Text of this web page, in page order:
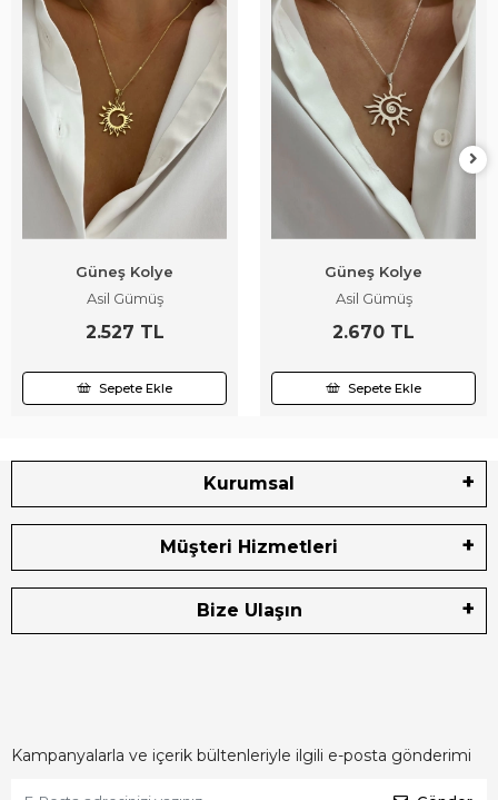
Güneş Kolye
Asil Gümüş
2.527 TL
Sepete Ekle
Güneş Kolye
Asil Gümüş
2.670 TL
Sepete Ekle
Kurumsal
Müşteri Hizmetleri
Bize Ulaşın
Kampanyalarla ve içerik bültenleriyle ilgili e-posta gönderimi